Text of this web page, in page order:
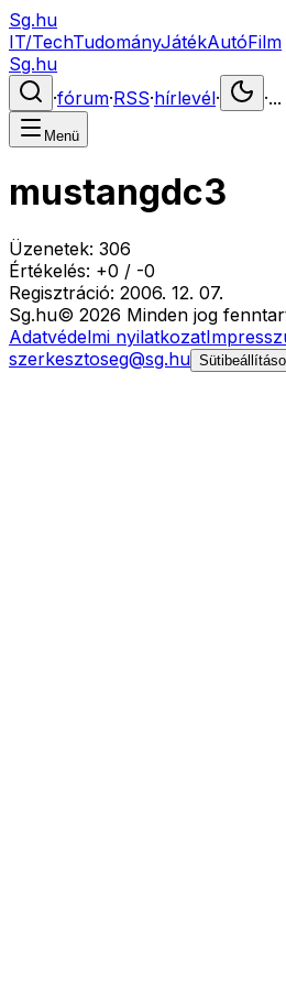
Sg.hu
IT/TechTudományJátékAutóFilm
Sg.hu
·fórum·RSS·hírlevél· ·...
Menü
mustangdc3
Üzenetek: 306
Értékelés: +0 / -0
Regisztráció: 2006. 12. 07.
Sg.hu© 2026 Minden jog
Adatvédelmi nyilatkozat
szerkesztoseg@sg.hu